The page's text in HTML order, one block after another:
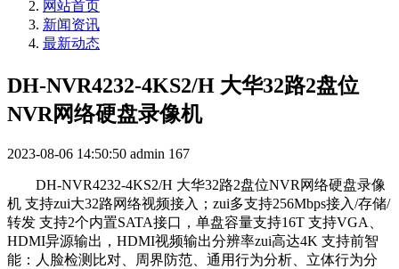
网站首页
新闻资讯
最新动态
DH-NVR4232-4KS2/H 大华32路2盘位
NVR网络硬盘录像机
2023-08-06 14:50:50 admin 167
DH-NVR4232-4KS2/H 大华32路2盘位NVR网络硬盘录像
机 支持zui大32路网络视频接入；zui多支持256Mbps接入/存储/
转发 支持2个内置SATA接口，单盘容量支持16T 支持VGA、
HDMI异源输出，HDMI视频输出分辨率zui高达4K 支持前智
能：人脸检测比对、周界防范、通用行为分析、立体行为分